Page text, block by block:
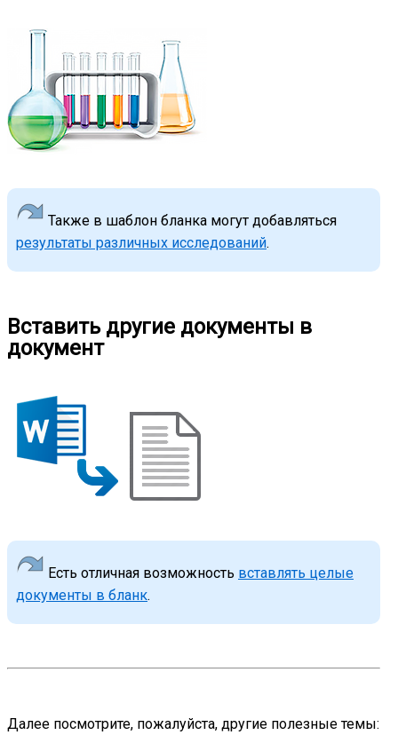
Также в шаблон бланка могут добавляться
результаты различных исследований.
Вставить другие документы в
документ
Есть отличная возможность вставлять целые
документы в бланк.
Далее посмотрите, пожалуйста, другие полезные темы: